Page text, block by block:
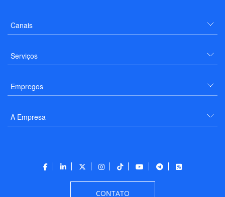
Canais
Serviços
Empregos
A Empresa
CONTATO